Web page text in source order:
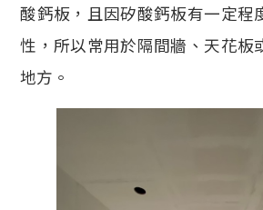
酸鈣板，且因矽酸鈣板有一定程
性，所以常用於隔間牆、天花板
地方。